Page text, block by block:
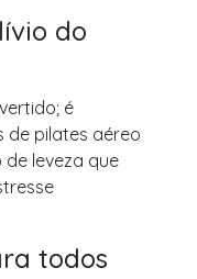
do
é
de pilates aéreo
leveza que
todos